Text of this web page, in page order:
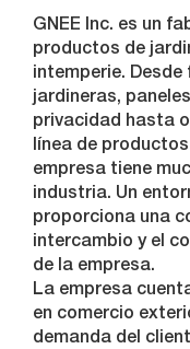
GNEE Inc. es un
productos de
intemperie.
jardineras,
privacidad hasta
línea de
empresa tiene
industria. Un
proporciona una
intercambio y el
de la empresa.
La empresa
en comercio
demanda del